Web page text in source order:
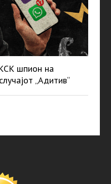
шпион на
„Адитив“